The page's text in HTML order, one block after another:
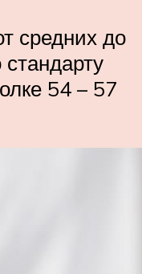
средних до
54 – 57